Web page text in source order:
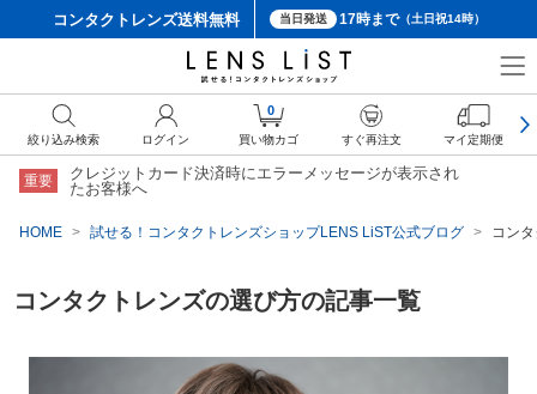
コンタクトレンズ送料無料 当日発送 17時まで（土日祝14時）
重要
クレジットカード決済時にエラーメッセージが表示され
たお客様へ
HOME 試せる！コンタクトレンズショップLENS LiST公式ブログ コン
コンタクトレンズの選び方の記事一覧
絞り込み検索 ログイン
0
買い物カゴ すぐ再注文 マイ定期便